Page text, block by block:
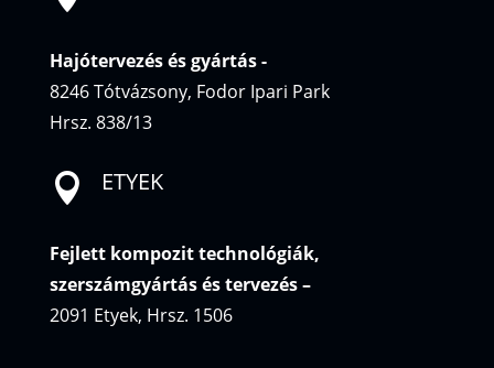
Hajótervezés és gyártás-
8246 Tótvázsony, Fodor Ipari Park
Hrsz. 838/13
 ETYEK
Fejlett kompozit technológiák,
szerszámgyártás és tervezés–
2091 Etyek, Hrsz. 1506